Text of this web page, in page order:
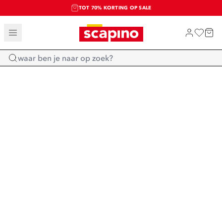
TOT 70% KORTING OP SALE
SALE: LAATSTE KANS!
SHOP NIEUW
Home